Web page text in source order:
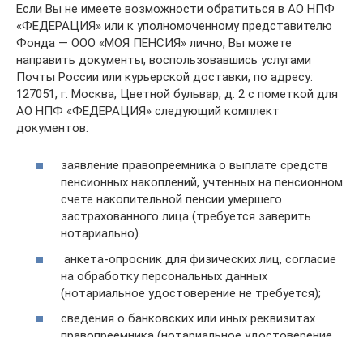
Если Вы не имеете возможности обратиться в АО НПФ
«ФЕДЕРАЦИЯ» или к уполномоченному представителю
Фонда — ООО «МОЯ ПЕНСИЯ» лично, Вы можете
направить документы, воспользовавшись услугами
Почты России или курьерской доставки, по адресу:
127051, г. Москва, Цветной бульвар, д. 2 с пометкой для
АО НПФ «ФЕДЕРАЦИЯ» следующий комплект
документов:
заявление правопреемника о выплате средств
пенсионных накоплений, учтенных на пенсионном
счете накопительной пенсии умершего
застрахованного лица (требуется заверить
нотариально).
анкета-опросник для физических лиц, согласие
на обработку персональных данных
(нотариальное удостоверение не требуется);
сведения о банковских или иных реквизитах